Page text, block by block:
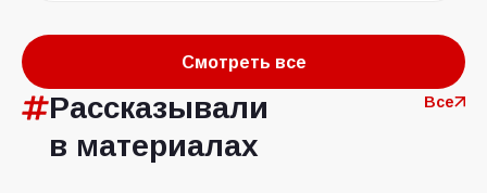
Смотреть все
Рассказывали
в материалах
Все